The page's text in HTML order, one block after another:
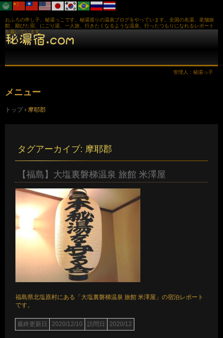
おふろの申し子、秘湯っこです。秘湯巡りの温泉ブログをやっています。全国の名湯、老舗旅
館、鄙びた宿、にごり湯、一人旅、行きたくなるような温泉、行ったつもりになれるレポート
を書いています。
管理人：秘湯っ子
メニュー
ン
トップ › 摩耶郡
タグアーカイブ: 摩耶郡
【福島】大塩裏磐梯温泉 旅館 米澤屋
福島県北塩原村にある「大塩裏磐梯温泉 旅館 米澤屋」の宿泊レポート
です。
最終更新日 2020/12/10 訪問日 2020/12